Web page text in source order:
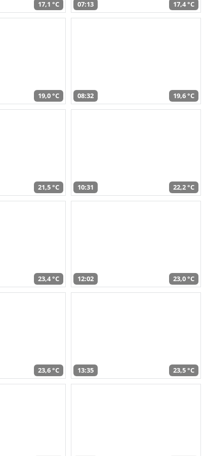
17,1 °C 07:13 17,4 °C
19,0 °C 08:32 19,6 °C
21,5 °C 10:31 22,2 °C
23,4 °C 12:02 23,0 °C
23,6 °C 13:35 23,5 °C